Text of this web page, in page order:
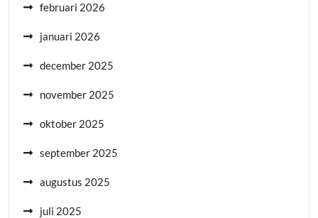
februari 2026
januari 2026
december 2025
november 2025
oktober 2025
september 2025
augustus 2025
juli 2025